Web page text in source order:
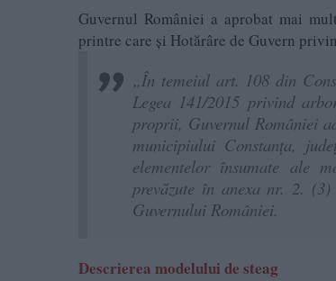
Guvernul României a aprobat mai
printre care și Hotărâre de Guvern
„În temeiul art. 108 din
Legea 141/2015 privind
proprii, Guvernul României
municipiului Constanța,
elementelor însumate ale
prevăzute în anexa nr. 2.
Guvernului României.
Descrierea modelului de steag